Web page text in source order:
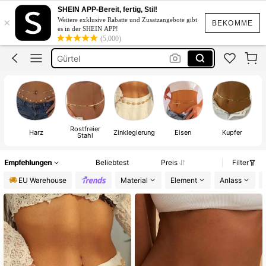
BEKOMME
×
SHEIN APP-Bereit, fertig, Stil!
Weitere exklusive Rabatte und Zusatzangebote gibt
es in der SHEIN APP!
(5,000)
Bauchkette
Bauchkette Gold
Gürtel
Schmuck
Bauchkette
Harz Rostfreier
Stahl Zinklegierung Eisen Kupfer
Empfehlungen Beliebtest Preis
Filter
EU Warehouse
Material Element Anlass